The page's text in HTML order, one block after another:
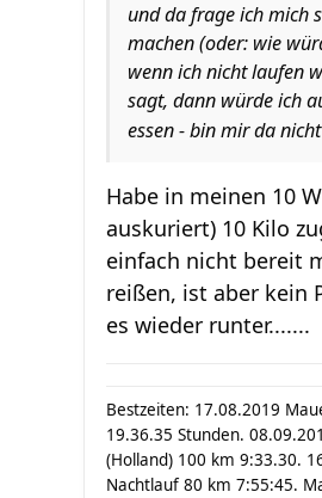
und da frage ich mich
machen (oder: wie
wenn ich nicht laufen
sagt, dann würde ich
essen - bin mir da
Habe in meinen 10
auskuriert) 10 Kilo
einfach nicht bereit
reißen, ist aber kein
es wieder runter.......
Bestzeiten: 17.08.2019
19.36.35 Stunden.
(Holland) 100 km 9:33.30.
Nachtlauf 80 km 7:55:45.